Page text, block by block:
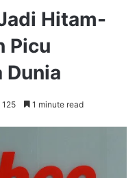
Hitam-
Picu
Dunia
125 1 minute read